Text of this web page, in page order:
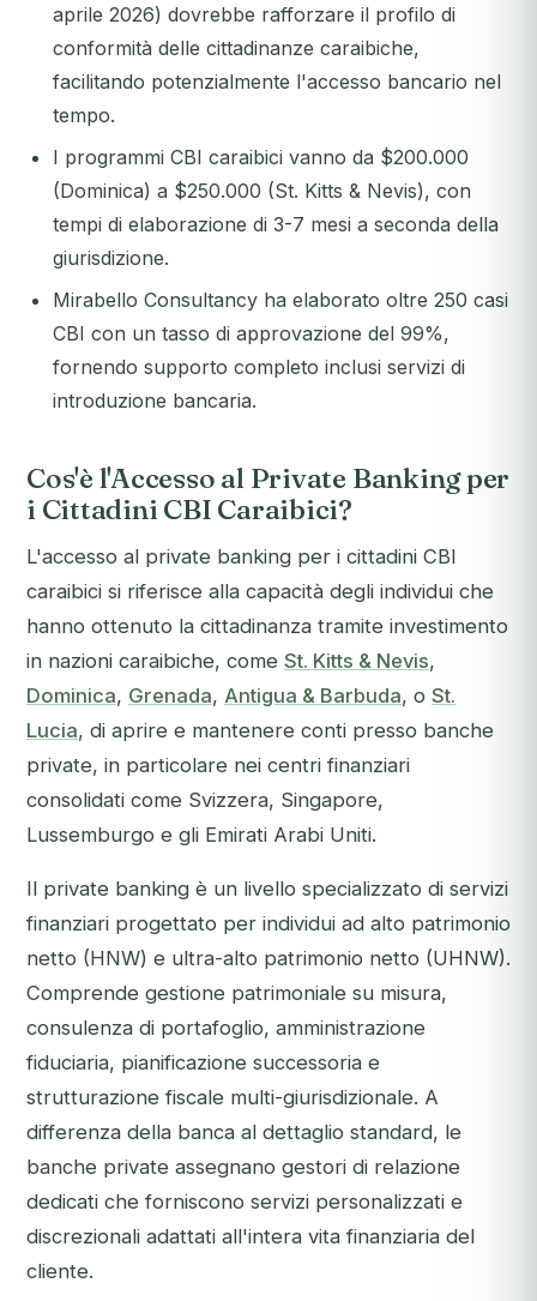
aprile 2026) dovrebbe rafforzare il profilo di
conformità delle cittadinanze caraibiche,
facilitando potenzialmente l'accesso bancario nel
tempo.
I programmi CBI caraibici vanno da $200.000
(Dominica) a $250.000 (St. Kitts & Nevis), con
tempi di elaborazione di 3-7 mesi a seconda della
giurisdizione.
Mirabello Consultancy ha elaborato oltre 250 casi
CBI con un tasso di approvazione del 99%,
fornendo supporto completo inclusi servizi di
introduzione bancaria.
Cos'è l'Accesso al Private Banking per
i Cittadini CBI Caraibici?
L'accesso al private banking per i cittadini CBI
caraibici si riferisce alla capacità degli individui che
hanno ottenuto la cittadinanza tramite investimento
in nazioni caraibiche, come St. Kitts & Nevis,
Dominica, Grenada, Antigua & Barbuda, o St.
Lucia, di aprire e mantenere conti presso banche
private, in particolare nei centri finanziari
consolidati come Svizzera, Singapore,
Lussemburgo e gli Emirati Arabi Uniti.
Il private banking è un livello specializzato di servizi
finanziari progettato per individui ad alto patrimonio
netto (HNW) e ultra-alto patrimonio netto (UHNW).
Comprende gestione patrimoniale su misura,
consulenza di portafoglio, amministrazione
fiduciaria, pianificazione successoria e
strutturazione fiscale multi-giurisdizionale. A
differenza della banca al dettaglio standard, le
banche private assegnano gestori di relazione
dedicati che forniscono servizi personalizzati e
discrezionali adattati all'intera vita finanziaria del
cliente.